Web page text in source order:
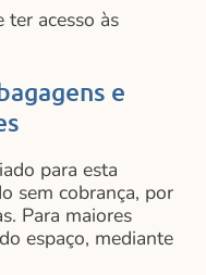
acesso às
e
para esta
sem cobrança, por
Para maiores
espaço, mediante